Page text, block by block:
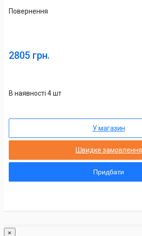
Повернення
2805 грн.
В наявності 4 шт
У магазин
Швидке замовлення
Придбати
×